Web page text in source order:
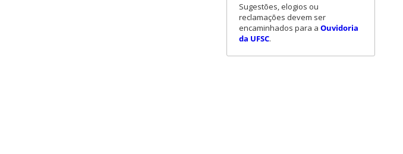
Sugestões, elogios ou
reclamações devem ser
encaminhados para a Ouvidoria
da UFSC.